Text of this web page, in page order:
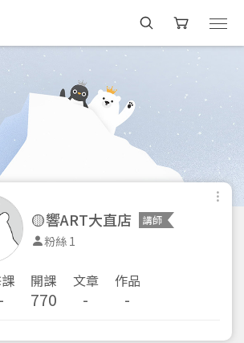
🟡響ART大直店 講師
粉絲 1
-
開課
770
文章
-
作品
-